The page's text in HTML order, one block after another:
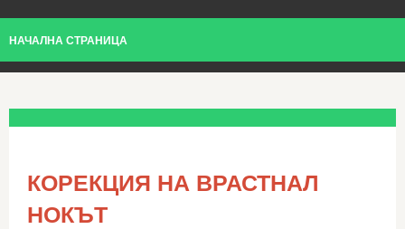
НАЧАЛНА СТРАНИЦА
КОРЕКЦИЯ НА ВРАСТНАЛ
НОКЪТ